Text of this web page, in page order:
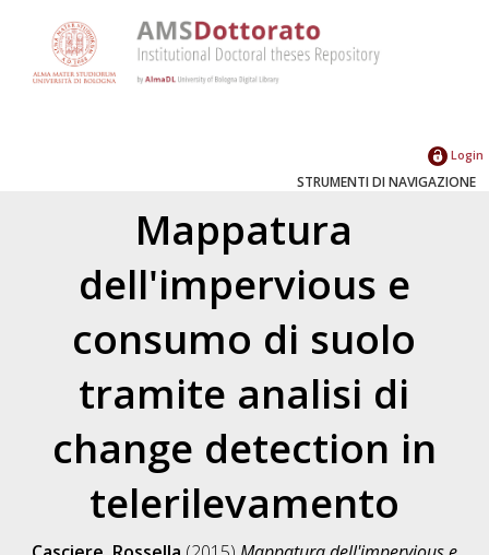
Login
STRUMENTI DI NAVIGAZIONE
Mappatura
dell'impervious e
consumo di suolo
tramite analisi di
change detection in
telerilevamento